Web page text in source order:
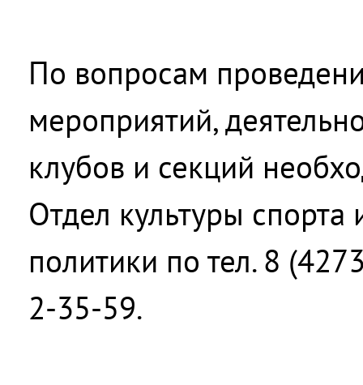
По вопросам
мероприятий,
клубов и секций
Отдел культуры
политики по тел. 8
2-35-59.